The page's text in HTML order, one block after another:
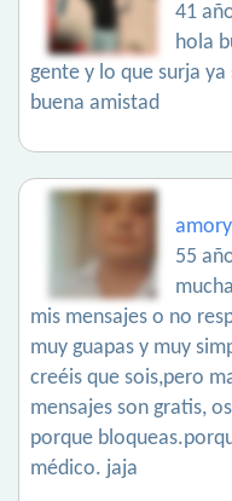
41
hola
gente y lo que surja
buena amistad
55
mis mensajes o no
muy guapas y muy
creéis que sois,pero
mensajes son gratis,
porque
médico. jaja